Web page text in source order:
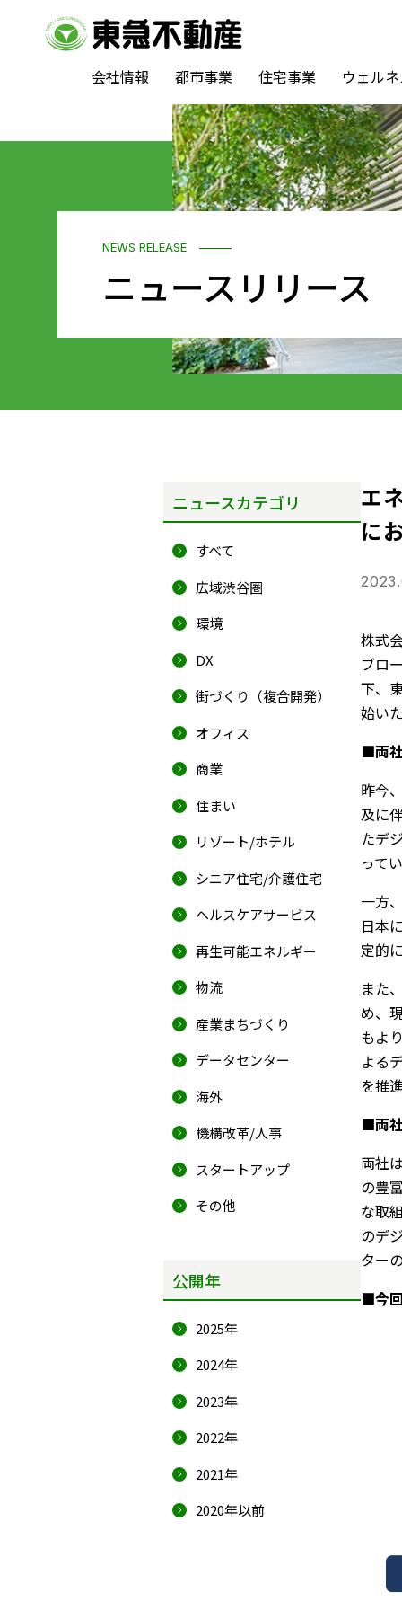
会社情報 都市事業 住宅事業 ウェル
NEWS RELEASE
ニュースリリース
ニュースカテゴリ
すべて
広域渋谷圏
環境
DX
街づくり（複合開発）
オフィス
商業
住まい
リゾート/ホテル
シニア住宅/介護住宅
ヘルスケアサービス
再生可能エネルギー
物流
産業まちづくり
データセンター
海外
機構改革/人事
スタートアップ
その他
公開年
2025年
2024年
2023年
2022年
2021年
2020年以前
エ
に
株式
ブロ
下、
始い
■両
昨今
及に
たデ
って
一方
日本
定的
また
め、
もよ
よる
を推
■両
両社
の豊
な取
のデ
ター
■今